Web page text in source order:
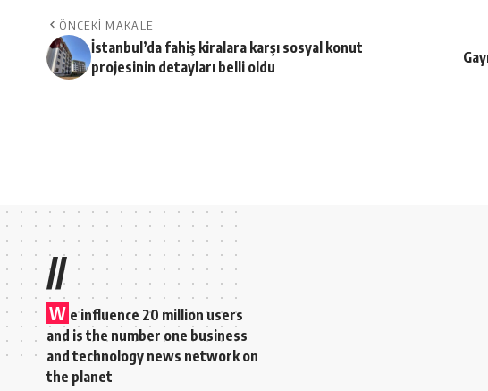
ÖNCEKI MAKALE
İstanbul’da fahiş kiralara karşı sosyal konut
projesinin detayları belli oldu
Muğla’yı sağanak ve
Turk Emlak Haber Ajansı